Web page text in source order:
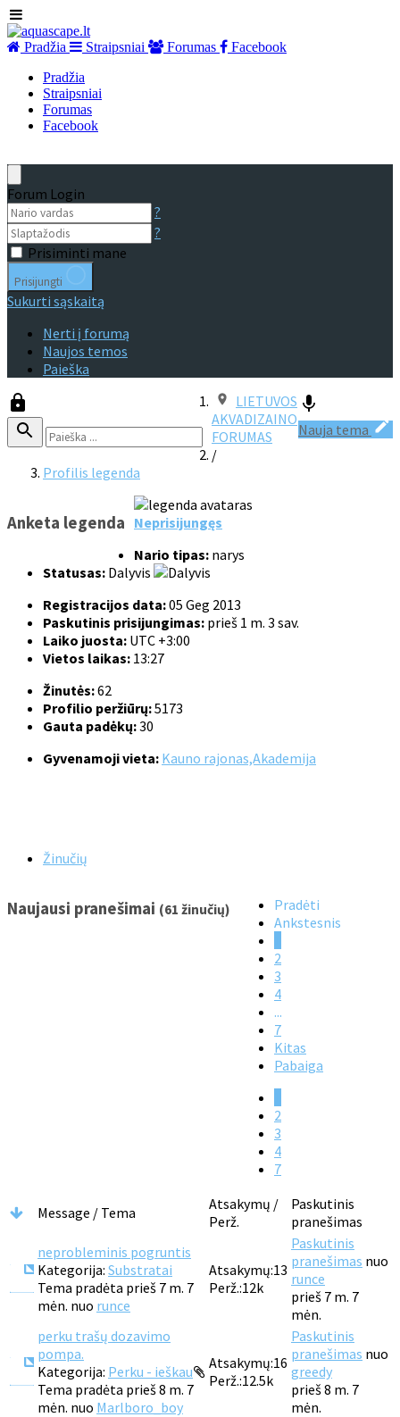
Pradžia Straipsniai Forumas
Facebook
Pradžia
Straipsniai
Forumas
Facebook
Forum Login
?
?
Prisiminti mane
Prisijungti
Sukurti sąskaitą
Nerti į forumą
Naujos temos
Paieška
Nauja tema
LIETUVOS
AKVADIZAINO
FORUMAS
/
Profilis legenda
Anketa legenda Neprisijungęs
Nario tipas: narys
Statusas: Dalyvis
Registracijos data:05 Geg 2013
Paskutinis prisijungimas: prieš 1 m. 3 sav.
Laiko juosta: UTC +3:00
Vietos laikas: 13:27
Žinutės:62
Profilio peržiūrų:5173
Gauta padėkų:30
Gyvenamoji vieta: Kauno rajonas,Akademija
Žinučių
Naujausi pranešimai (61 žinučių)
Pradėti
Ankstesnis
2
3
4
...
7
Kitas
Pabaiga
2
3
4
7
Message / Tema
Atsakymų /
Perž.
Paskutinis
pranešimas
neprobleminis pogruntis
Kategorija: Substratai
Tema pradėta prieš 7 m. 7
mėn. nuo runce
Atsakymų:13
Perž.:12k
Paskutinis
pranešimas nuo
runce
prieš 7 m. 7
mėn.
perku trašų dozavimo
pompa.
Kategorija: Perku - ieškau
Tema pradėta prieš 8 m. 7
mėn. nuo Marlboro_boy
Atsakymų:16
Perž.:12.5k
Paskutinis
pranešimas nuo
greedy
prieš 8 m. 7
mėn.